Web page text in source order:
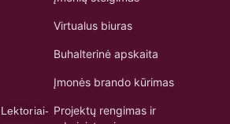
Virtualus biuras
Buhalterinė apskaita
Įmonės brando kūrimas
Projektų rengimas ir